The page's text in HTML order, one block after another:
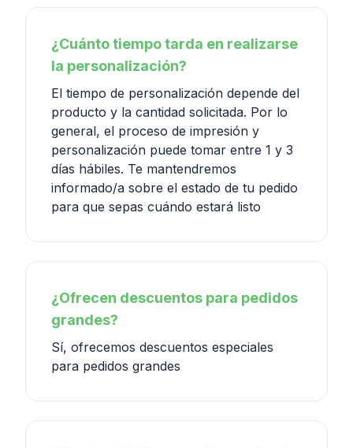
¿Cuánto tiempo tarda en realizarse
la personalización?
El tiempo de personalización depende del
producto y la cantidad solicitada. Por lo
general, el proceso de impresión y
personalización puede tomar entre 1 y 3
días hábiles. Te mantendremos
informado/a sobre el estado de tu pedido
para que sepas cuándo estará listo
¿Ofrecen descuentos para pedidos
grandes?
Sí, ofrecemos descuentos especiales
para pedidos grandes